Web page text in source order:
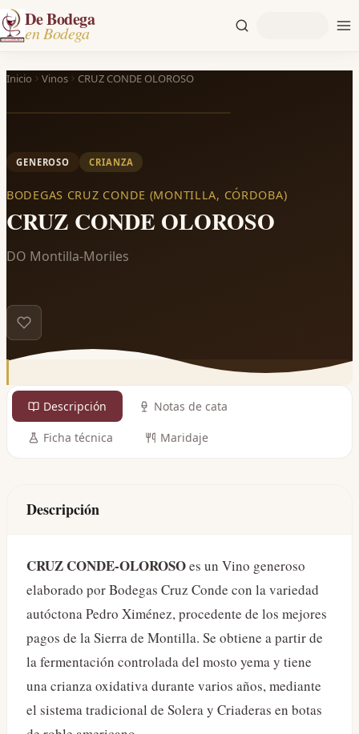
De Bodega
en Bodega
Inicio Vinos CRUZ CONDE OLOROSO
GENEROSO CRIANZA
BODEGAS CRUZ CONDE (MONTILLA, CÓRDOBA)
CRUZ CONDE OLOROSO
DO Montilla-Moriles
Descripción Notas de cata
Ficha técnica Maridaje
Descripción
CRUZ CONDE-OLOROSOes un Vino generoso
elaborado por Bodegas Cruz Conde con la variedad
autóctona Pedro Ximénez, procedente de los mejores
pagos de la Sierra de Montilla. Se obtiene a partir de
la fermentación controlada del mosto yema y tiene
una crianza oxidativa durante varios años, mediante
el sistema tradicional de Solera y Criaderas en botas